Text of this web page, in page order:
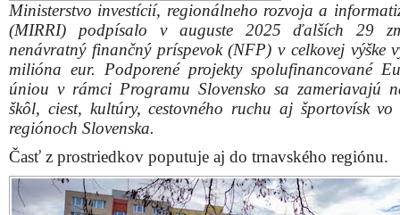
Ministerstvo investícií, regionálneho rozvoja a
(MIRRI) podpísalo v auguste 2025 ďalších 29
nenávratný finančný príspevok (NFP) v celkovej výške
milióna eur. Podporené projekty spolufinancované
úniou v rámci Programu Slovensko sa zameriavajú
škôl, ciest, kultúry, cestovného ruchu aj športovísk vo
regiónoch Slovenska.
Časť z prostriedkov poputuje aj do trnavského regiónu.